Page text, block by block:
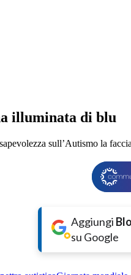
illuminata di blu
sull’Autismo la
Aggiungi
su Google